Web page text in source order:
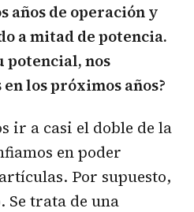
años de operación y
a mitad de potencia.
potencial, nos
los próximos años?
ir a casi el doble de la
en poder
Por supuesto,
Se trata de una